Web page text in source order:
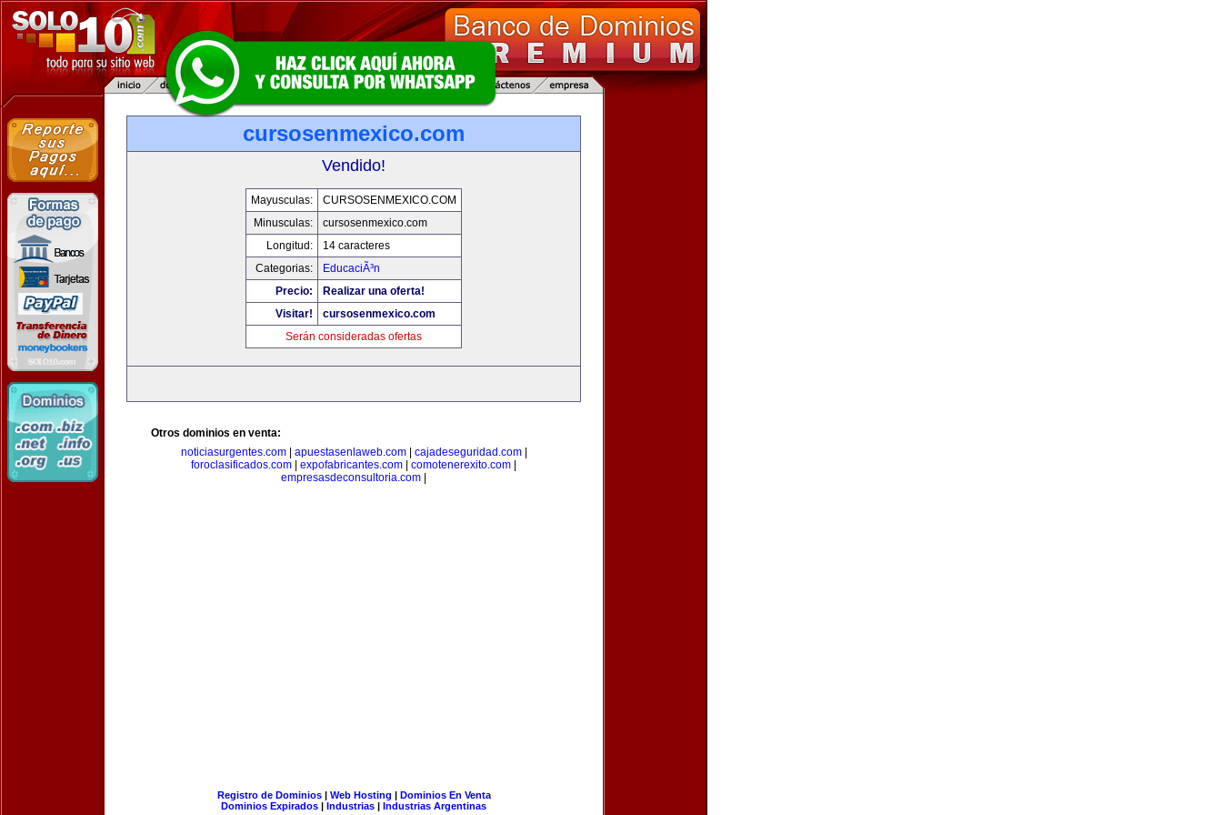
cursosenmexico.com
Vendido!
Mayusculas:
CURSOSENMEXICO.COM
Minusculas:
cursosenmexico.com
Longitud:
14 caracteres
Categorias:
EducaciÃ³n
Precio:
Realizar una oferta!
Visitar!
cursosenmexico.com
Serán consideradas ofertas
Otros dominios en venta:
noticiasurgentes.com| apuestasenlaweb.com| cajadeseguridad.com|
foroclasificados.com
expofabricantes.com comotenerexito.com
empresasdeconsultoria.com
Registro de Dominios| Web Hosting | Dominios En Venta
Dominios Expirados | Industrias | Industrias Argentinas